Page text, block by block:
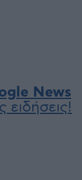
News
ειδήσεις!